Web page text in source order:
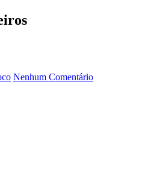
Nenhum Comentário